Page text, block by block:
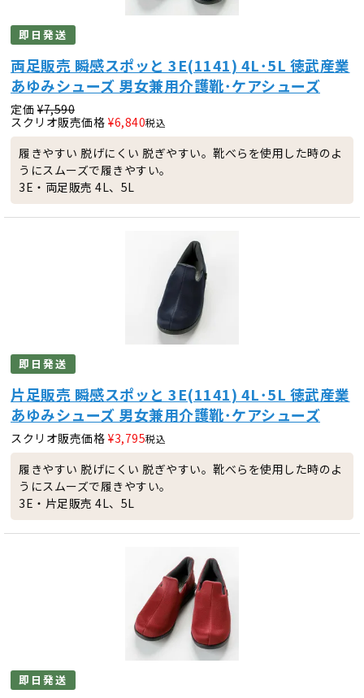
即日発送
両足販売 瞬感スポッと 3E(1141) 4L･5L 徳武産業
あゆみシューズ 男女兼用介護靴･ケアシューズ
定価 ¥7,590
スクリオ販売価格 ¥6,840税込
履きやすい 脱げにくい 脱ぎやすい。靴べらを使用した時のよ
うにスムーズで履きやすい。
3E・両足販売 4L、5L
即日発送
片足販売 瞬感スポッと 3E(1141) 4L･5L 徳武産業
あゆみシューズ 男女兼用介護靴･ケアシューズ
スクリオ販売価格 ¥3,795税込
履きやすい 脱げにくい 脱ぎやすい。靴べらを使用した時のよ
うにスムーズで履きやすい。
3E・片足販売 4L、5L
即日発送